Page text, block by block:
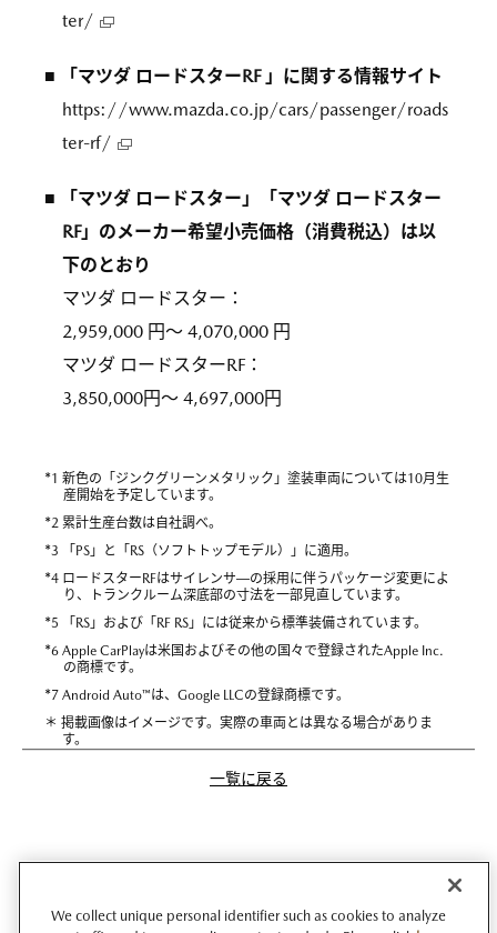
ter/
■ 「マツダ ロードスターRF 」に関する情報サイト
https://www.mazda.co.jp/cars/passenger/roads
ter-rf/
■ 「マツダ ロードスター」「マツダ ロードスター
RF」のメーカー希望小売価格（消費税込）は以
下のとおり
マツダ ロードスター：
2,959,000 円～ 4,070,000 円
マツダ ロードスターRF：
3,850,000円～ 4,697,000円
*1 新色の「ジンクグリーンメタリック」塗装車両については10月生
産開始を予定しています。
*2 累計生産台数は自社調べ。
*3 「PS」と「RS（ソフトトップモデル）」に適用。
*4 ロードスターRFはサイレンサ―の採用に伴うパッケージ変更によ
り、トランクルーム深底部の寸法を一部見直しています。
*5 「RS」および「RF RS」には従来から標準装備されています。
*6 Apple CarPlayは米国およびその他の国々で登録されたApple Inc.
の商標です。
*7 Android Auto™は、Google LLCの登録商標です。
＊ 掲載画像はイメージです。実際の車両とは異なる場合がありま
す。
一覧に戻る
We collect unique personal identifier such as cookies to analyze